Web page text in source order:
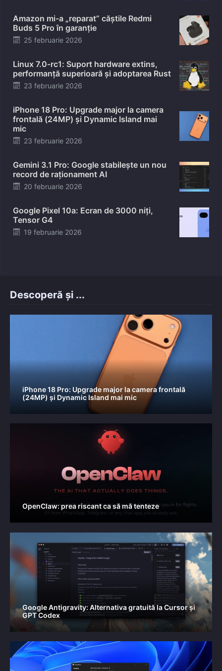
Amazon mi-a „reparat” căștile Redmi
Buds 5 Pro în garanție
Posted
25 februarie 2026
Linux 7.0-rc1: Suport hardware extins,
performanță superioară și adoptarea Rust
Posted
23 februarie 2026
iPhone 18 Pro: Upgrade major la camera
frontală (24MP) și Dynamic Island mai
mic
Posted
23 februarie 2026
Gemini 3.1 Pro: Google stabilește un nou
record de raționament AI
Posted
20 februarie 2026
Google Pixel 10a: Ecran de 3000 niți,
Tensor G4
Posted
19 februarie 2026
Descoperă și ...
iPhone 18 Pro: Upgrade major la camera frontală
(24MP) și Dynamic Island mai mic
OpenClaw: prea riscant ca să mă tenteze
Google Antigravity: Alternativa gratuită la Cursor și
GPT Codex